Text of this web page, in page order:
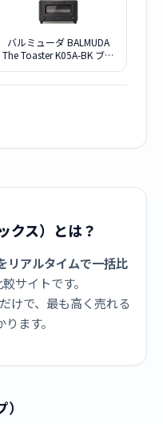
バルミューダ BALMUDA
The Toaster K05A-BK ブラ
クス）とは？
リアルタイムで一括比
サイトです。
けで、最も高く売れる
ます。